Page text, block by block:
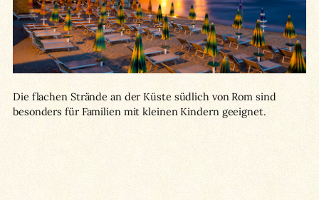
Die flachen Strände an der Küste südlich von Rom sind
besonders für Familien mit kleinen Kindern geeignet.